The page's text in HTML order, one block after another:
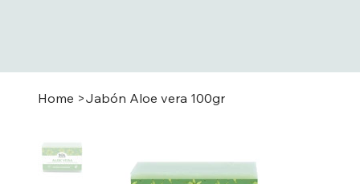
Home >Jabón Aloe vera 100gr